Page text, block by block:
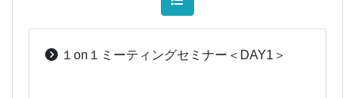
１on１ミーティングセミナー＜DAY1＞